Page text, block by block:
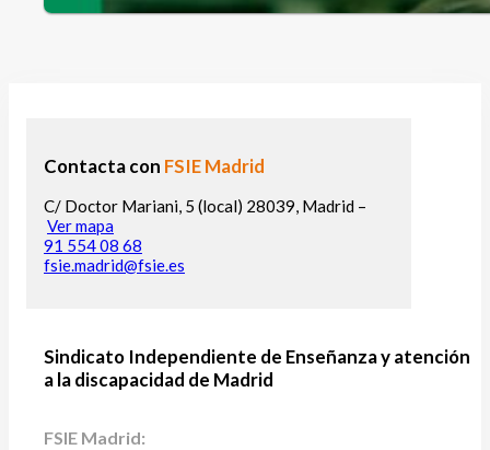
Contacta con FSIE Madrid
C/ Doctor Mariani, 5 (local) 28039, Madrid –
Ver mapa
91 554 08 68
fsie.madrid@fsie.es
Sindicato Independiente de Enseñanza y atención
a la discapacidad de Madrid
FSIE Madrid: